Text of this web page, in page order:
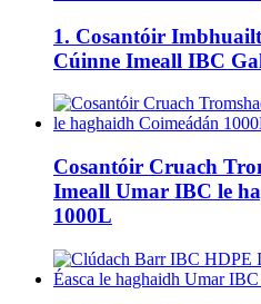
1. Cosantóir
Cúinne Imeall IBC
Cosantóir Cruach
Imeall Umar IBC le
1000L